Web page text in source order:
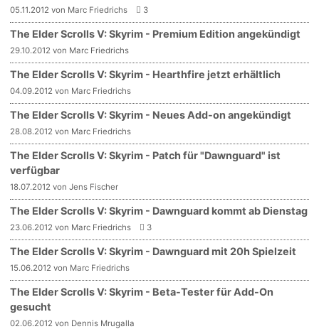
05.11.2012 von Marc Friedrichs 3
The Elder Scrolls V: Skyrim - Premium Edition angekündigt
29.10.2012 von Marc Friedrichs
The Elder Scrolls V: Skyrim - Hearthfire jetzt erhältlich
04.09.2012 von Marc Friedrichs
The Elder Scrolls V: Skyrim - Neues Add-on angekündigt
28.08.2012 von Marc Friedrichs
The Elder Scrolls V: Skyrim - Patch für "Dawnguard" ist
verfügbar
18.07.2012 von Jens Fischer
The Elder Scrolls V: Skyrim - Dawnguard kommt ab Dienstag
23.06.2012 von Marc Friedrichs 3
The Elder Scrolls V: Skyrim - Dawnguard mit 20h Spielzeit
15.06.2012 von Marc Friedrichs
The Elder Scrolls V: Skyrim - Beta-Tester für Add-On
gesucht
02.06.2012 von Dennis Mrugalla